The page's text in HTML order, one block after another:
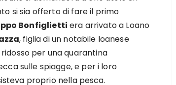
si sia offerto di fare il primo
Bonfiglietti era arrivato a Loano
, figlia di un notabile loanese
per una quarantina
sulle spiagge, e per i loro
proprio nella pesca.